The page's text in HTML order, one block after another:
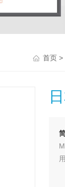
首页>